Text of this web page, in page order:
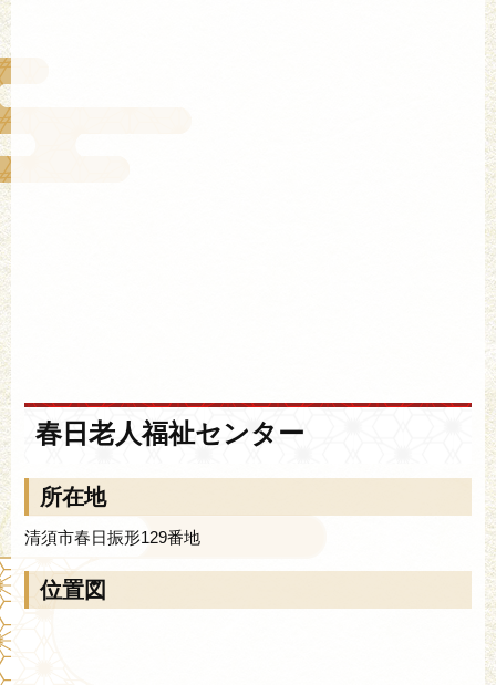
春日老人福祉センター
所在地
清須市春日振形129番地
位置図